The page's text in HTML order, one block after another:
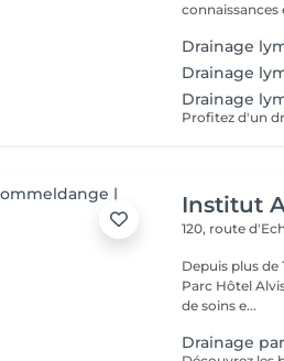
connaissances
Drainage
Drainage
Drainage
Institut
120, route
Depuis plus de
Parc Hôtel
de soins e...
Drainage